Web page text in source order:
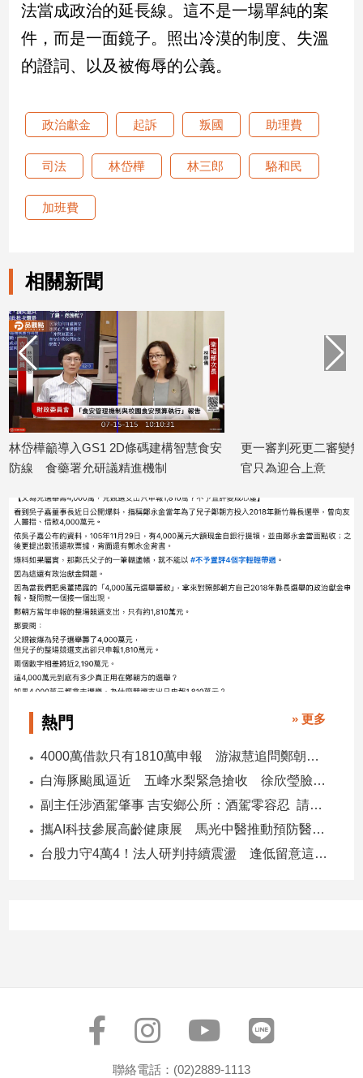
娛
樂
星
聞
流
行/
時
生
活
建
築/
室
內
設
計
遊/
美
食
星
座/
命
理
消
費
健
康/
親
情
藝
術
創
法當成政治的延長線。這不是一場單純的案
件，而是一面鏡子。照出冷漠的制度、失溫
的證詞、以及被侮辱的公義。
政治獻金 起訴 叛國 助理費
司法 林岱樺 林三郎 駱和民
加班費
相關新聞
林岱樺籲導入GS1 2D條碼建構智慧食安
防線 食藥署允研議精進機制
更一審判死更二審變
官只為迎合上意
熱門 » 更多
4000萬借款只有1810萬申報 游淑慧追問鄭朝方：2190萬差額去哪了
白海豚颱風逼近 五峰水梨緊急搶收 徐欣瑩臉書急呼「搶救五峰水梨」
副主任涉酒駕肇事 吉安鄉公所：酒駕零容忍 請辭獲准
攜AI科技參展高齡健康展 馬光中醫推動預防醫學迎接長壽新經濟
台股力守4萬4！法人研判持續震盪 逢低留意這些族群
聯絡電話：(02)2889-1113